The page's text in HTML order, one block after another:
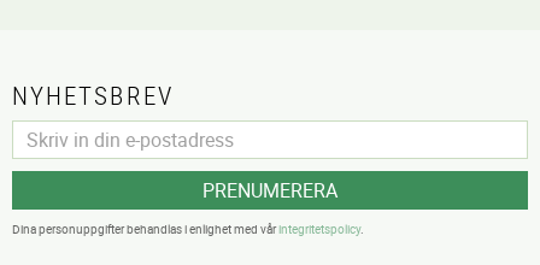
NYHETSBREV
PRENUMERERA
Dina personuppgifter behandlas i enlighet med vårintegritetspolicy.